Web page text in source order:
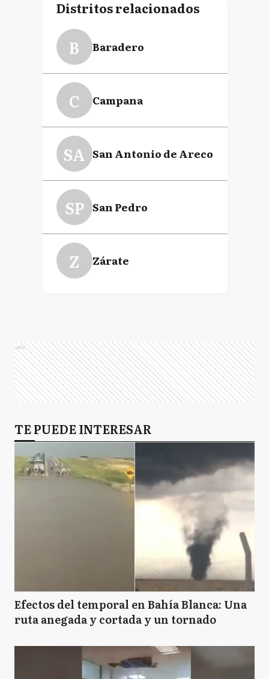
Distritos relacionados
B Baradero
C Campana
SA San Antonio de Areco
SP San Pedro
Z Zárate
Ads
TE PUEDE INTERESAR
Efectos del temporal en Bahía Blanca: Una
ruta anegada y cortada y un tornado